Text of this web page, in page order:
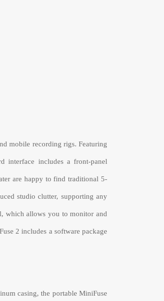
mobile recording rigs. Featuring
interface includes a front-panel
are happy to find traditional 5-
studio clutter, supporting any
which allows you to monitor and
2 includes a software package
casing, the portable MiniFuse